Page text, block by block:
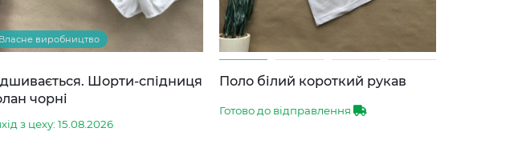
Власне виробництво
Шорти-спідниця
чорні
з цеху: 15.08.2026
Поло білий короткий рукав
Готово до відправлення